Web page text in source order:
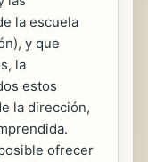
la escuela
y que
la
estos
la dirección,
ofrecer